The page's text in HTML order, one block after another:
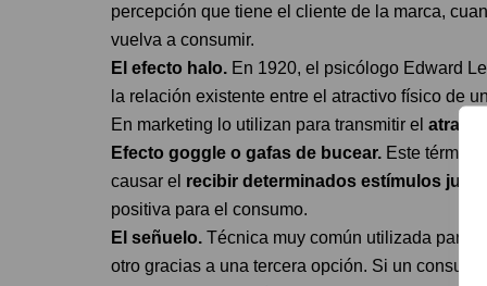
percepción que tiene el cliente de la marca,
vuelva a consumir.
El efecto halo. En 1920, el psicólogo Edward
la relación existente entre el atractivo físico de
En marketing lo utilizan para transmitir el
Efecto goggle o gafas de bucear. Este
causar el recibir determinados estímulos
positiva para el consumo.
El señuelo. Técnica muy común utilizada para
otro gracias a una tercera opción. Si un